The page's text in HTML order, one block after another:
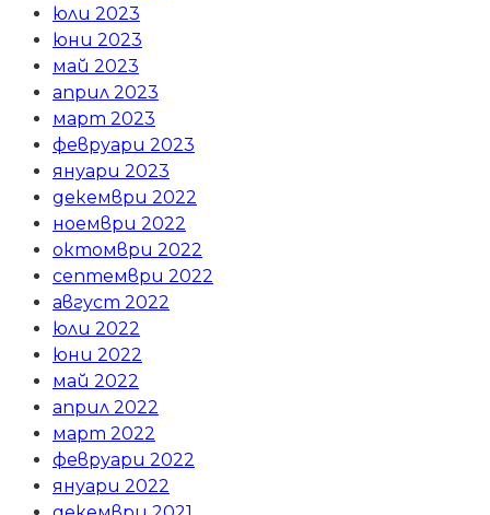
юли 2023
юни 2023
май 2023
април 2023
март 2023
февруари 2023
януари 2023
декември 2022
ноември 2022
октомври 2022
септември 2022
август 2022
юли 2022
юни 2022
май 2022
април 2022
март 2022
февруари 2022
януари 2022